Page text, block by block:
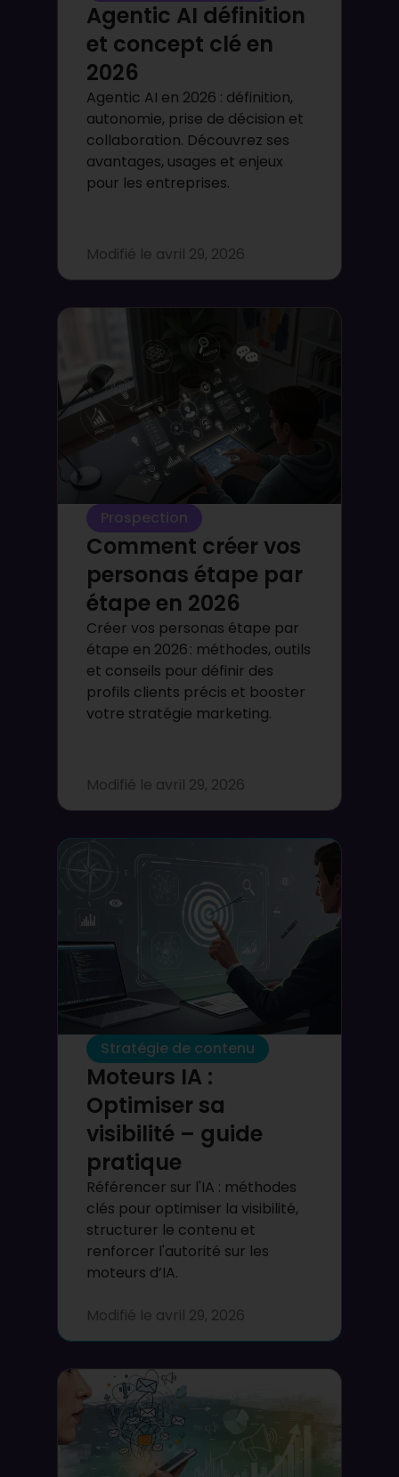
Agentic AI définition
et concept clé en
2026
Agentic AI en 2026 : définition,
autonomie, prise de décision et
collaboration. Découvrez ses
avantages, usages et enjeux
pour les entreprises.
Modifié le avril 29, 2026
Prospection
Comment créer vos
personas étape par
étape en 2026
Créer vos personas étape par
étape en 2026 : méthodes, outils
et conseils pour définir des
profils clients précis et booster
votre stratégie marketing.
Modifié le avril 29, 2026
Stratégie de contenu
Moteurs IA :
Optimiser sa
visibilité – guide
pratique
Référencer sur l'IA : méthodes
clés pour optimiser la visibilité,
structurer le contenu et
renforcer l'autorité sur les
moteurs d’IA.
Modifié le avril 29, 2026